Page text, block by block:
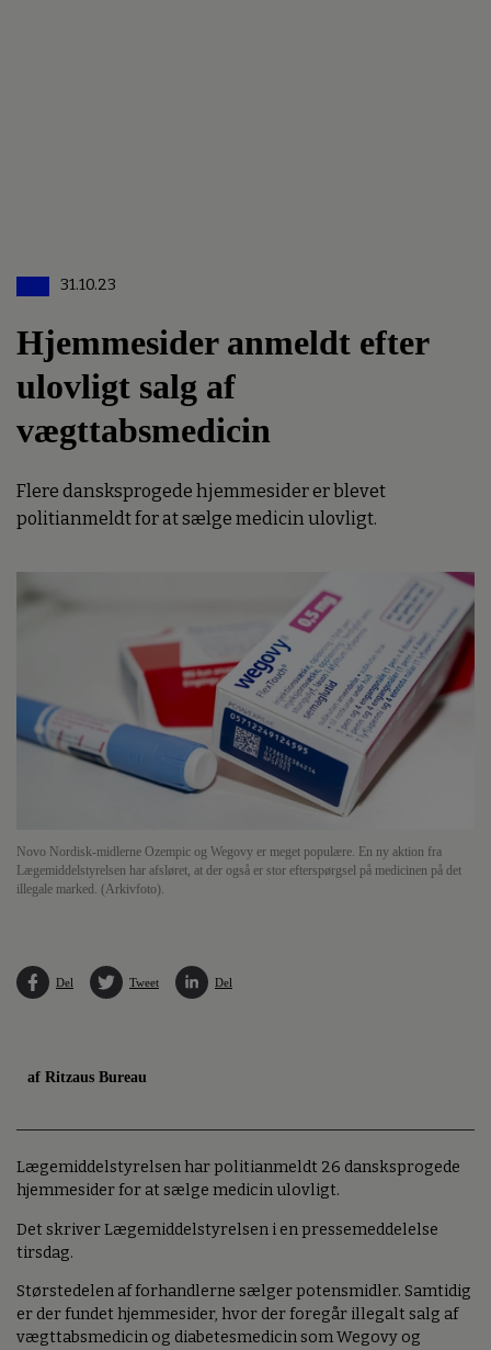
31.10.23
Hjemmesider anmeldt efter
ulovligt salg af
vægttabsmedicin
Flere dansksprogede hjemmesider er blevet
politianmeldt for at sælge medicin ulovligt.
Novo Nordisk-midlerne Ozempic og Wegovy er meget populære. En ny aktion fra
Lægemiddelstyrelsen har afsløret, at der også er stor efterspørgsel på medicinen på det
illegale marked. (Arkivfoto).
Del Tweet Del
af Ritzaus Bureau
Lægemiddelstyrelsen har politianmeldt 26 dansksprogede
hjemmesider for at sælge medicin ulovligt.
Det skriver Lægemiddelstyrelsen i en pressemeddelelse
tirsdag.
Størstedelen af forhandlerne sælger potensmidler. Samtidig
er der fundet hjemmesider, hvor der foregår illegalt salg af
vægttabsmedicin og diabetesmedicin som Wegovy og